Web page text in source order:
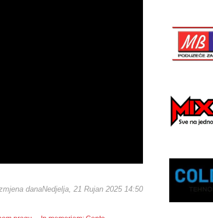
danaNedjelja, 21 Rujan 2025 14:50